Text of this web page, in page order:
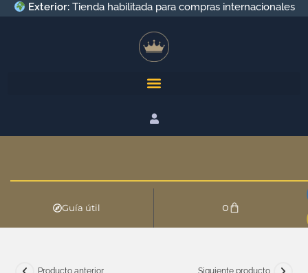
Exterior:Tienda habilitada para compras internacionales
Guía útil 0
Producto anterior Siguiente producto